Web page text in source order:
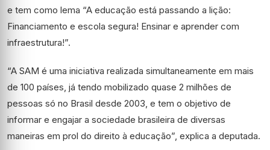
e tem como lema “A educação está passando a lição:
Financiamento e escola segura! Ensinar e aprender com
infraestrutura!”.
“A SAM é uma iniciativa realizada simultaneamente em mais
de 100 países, já tendo mobilizado quase 2 milhões de
pessoas só no Brasil desde 2003, e tem o objetivo de
informar e engajar a sociedade brasileira de diversas
maneiras em prol do direito à educação”, explica a deputada.